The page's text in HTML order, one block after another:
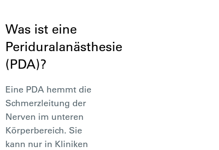
Was ist eine
Periduralanästhesie
(PDA)?
Eine PDA hemmt die
Schmerzleitung der
Nerven im unteren
Körperbereich. Sie
kann nur in Kliniken